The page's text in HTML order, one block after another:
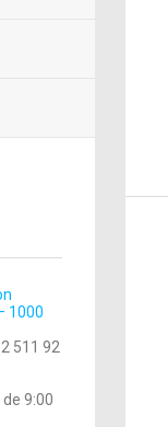
1000
511 92
9:00